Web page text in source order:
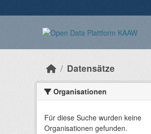
Datensätze
Organisationen
Für diese Suche wurden keine
Organisationen gefunden.